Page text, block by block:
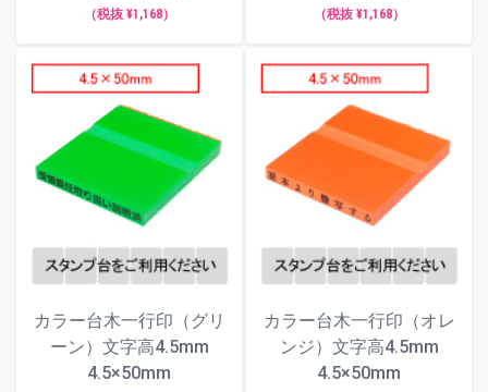
（税抜 ¥1,168）
（税抜 ¥1,168）
カラー台木一行印（グリ
ーン）文字高4.5mm
4.5×50mm
カラー台木一行印（オレ
ンジ）文字高4.5mm
4.5×50mm